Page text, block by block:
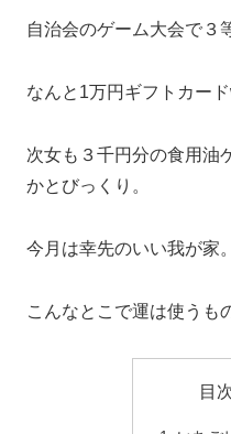
自治会のゲーム大会で３
なんと1万円ギフトカー
次女も３千円分の食用油
かとびっくり。
今月は幸先のいい我が家。
こんなとこで運は使うも
目